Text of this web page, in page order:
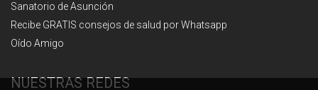
Sanatorio de Asunción
Recibe GRATIS consejos de salud por Whatsapp
Oído Amigo
NUESTRAS REDES